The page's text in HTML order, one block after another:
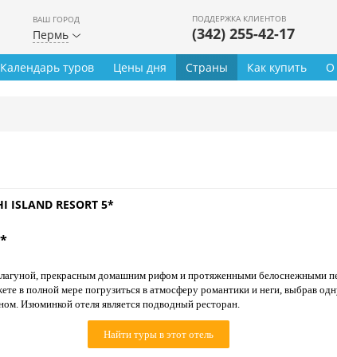
ВАШ ГОРОД
Пермь
ПОДДЕРЖКА КЛИЕНТОВ
(342) 255-42-17
Календарь туров Цены дня Страны Как купить О
ISLAND RESORT 5*
прекрасным домашним рифом и протяженными белоснежными
в полной мере погрузиться в атмосферу романтики и неги, выбрав
Изюминкой отеля является подводный ресторан.
Найти туры в этот отель